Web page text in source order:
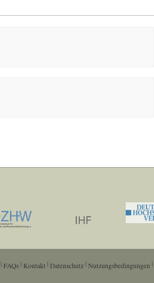
FAQs Kontakt Datenschutz Nutzungsbedingungen